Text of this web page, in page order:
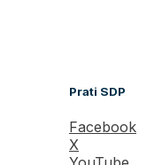
Prati SDP
Facebook
X